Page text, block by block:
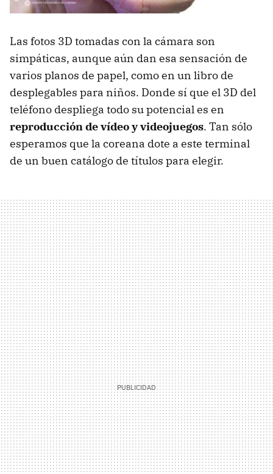
Las fotos 3D tomadas con la cámara son
simpáticas, aunque aún dan esa sensación de
varios planos de papel, como en un libro de
desplegables para niños. Donde sí que el 3D del
teléfono despliega todo su potencial es en
reproducción de vídeo y videojuegos. Tan sólo
esperamos que la coreana dote a este terminal
de un buen catálogo de títulos para elegir.